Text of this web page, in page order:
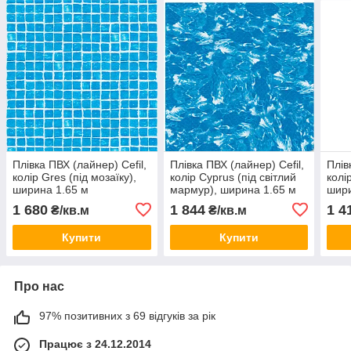
Плівка ПВХ (лайнер) Cefil,
колір Gres (під мозаїку),
ширина 1.65 м
1 680 ₴/кв.м
Купити
Плівка ПВХ (лайнер) Cefil,
колір Cyprus (під світлий
мармур), ширина 1.65 м
1 844₴/кв.м
Купити
1
Про нас
97% позитивних з 69 відгуків за рік
Працює з 24.12.2014